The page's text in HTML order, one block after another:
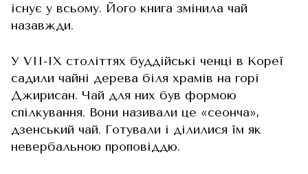
існує у всьому. Його книга змінила чай
назавжди.
У VII-IX століттях буддійські ченці в Кореї
садили чайні дерева біля храмів на горі
Джирисан. Чай для них був формою
спілкування. Вони називали це «сеонча»,
дзенський чай. Готували і ділилися їм як
невербальною проповіддю.